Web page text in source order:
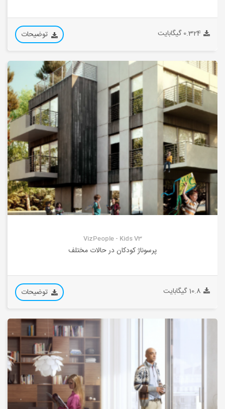
0.324 گیگابایت توضیحات
VizPeople - Kids V3
پرسوناژ کودکان در حالات مختلف
10.8 گیگابایت توضیحات